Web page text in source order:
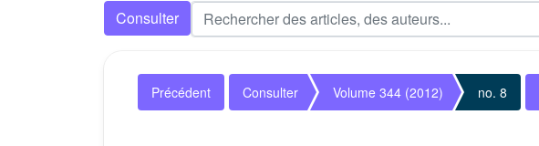
Consulter
Précédent Consulter Volume 344 (2012) no. 8